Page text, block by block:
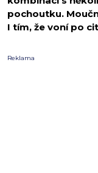
pochoutku.
I tím, že voní po
Reklama